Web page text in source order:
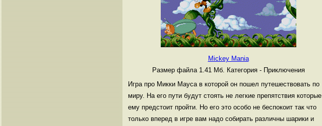
Mickey Mania
Размер файла 1.41 Мб. Категория - Приключения
Игра про Микки Мауса в которой он пошел путешествовать по
миру. На его пути будут стоять не легкие препятствия которые
ему предстоит пройти. Но его это особо не беспокоит так что
только вперед в игре вам надо собирать различны шарики и